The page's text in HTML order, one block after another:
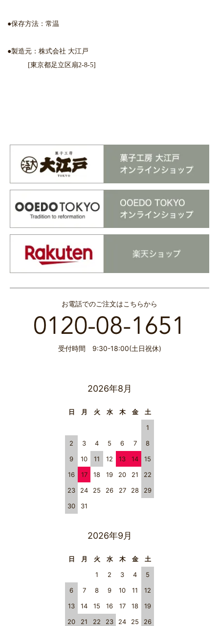
●保存方法：常温
●製造元：株式会社 大江戸
[東京都足立区扇2-8-5]
お電話でのご注文はこちらから
受付時間 9:30-18:00(土日祝休)
2026年8月
日 月 火 水 木 金
土
1
2
3 4 5 6 7
8
9
10 11 12 13 14
15
16
17 18 19 20 21
22
23
24 25 26 27 28
29
30
31
2026年9月
日 月 火 水 木 金
土
1
2 3 4
5
6
7 8 9 10 11
12
13
14 15 16 17 18
19
20
21 22 23 24 25
26